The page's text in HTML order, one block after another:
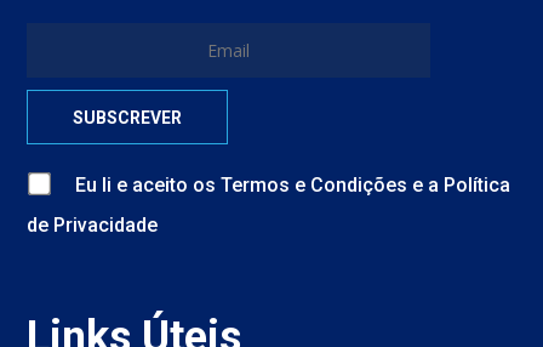
Eu li e aceito osTermos e Condições e a Política
de Privacidade